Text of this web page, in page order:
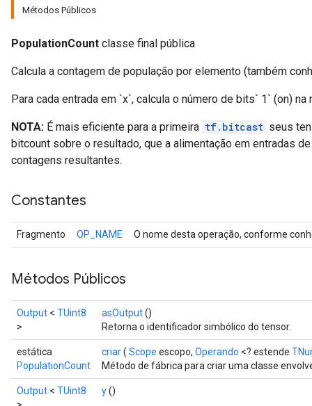
Métodos Públicos
PopulationCount classe final pública
Calcula a contagem de população por elemento (também
Para cada entrada em `x`, calcula o número de bits` 1` (on)
NOTA: É mais eficiente para a primeira tf.bitcast seus
bitcount sobre o resultado, que a alimentação em entradas
contagens resultantes.
Constantes
Fragmento OP_NAME O nome desta operação, conforme
Métodos Públicos
Output < TUint8
>
asOutput()
Retorna o identificador simbólico do tensor.
estática
PopulationCount
criar( Scope escopo, Operando <? estende
Método de fábrica para criar uma classe
Output < TUint8
y()